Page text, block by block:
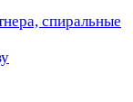
спиральные